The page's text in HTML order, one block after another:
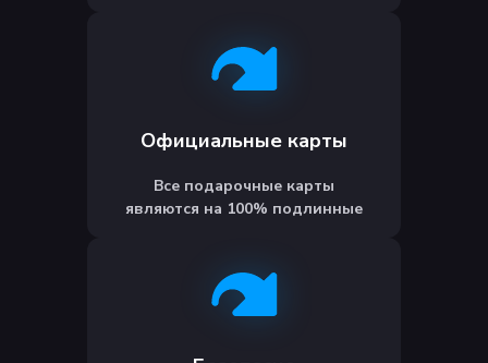
Официальные карты
Все подарочные карты
являются на 100% подлинные